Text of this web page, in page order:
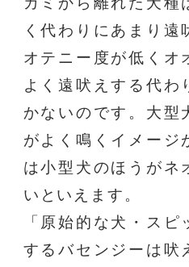
く代わりにあまり遠
オテニー度が低くオ
よく遠吠えする代わ
かないのです。大型
がよく鳴くイメージ
は小型犬のほうがネ
いといえます。
「原始的な犬・ス
するバセンジーは吠